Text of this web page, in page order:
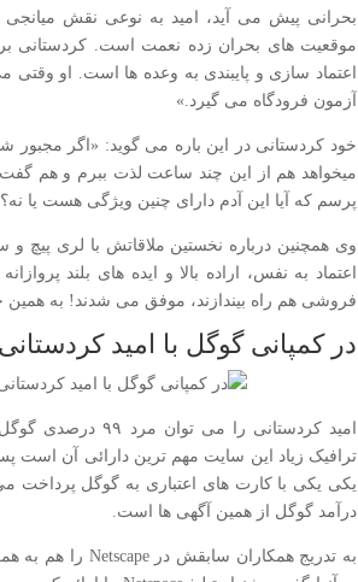
بحرانی پیش می آید، امید به نوعی نقش میانجی
موقعیت های بحران زده نعمت است. کردستانی
اعتماد سازی و پایبندی به وعده ها است. او
آزمون فرودگاه می گیرد.»
خود کردستانی در این باره می گوید: «اگر
میخواهد هم از این چند ساعت لذت ببرم و هم
پرسم که آیا این آدم دارای چنین ویژگی هست یا
وی همچنین درباره نخستین ملاقاتش با لری
اعتماد به‌ نفس، اراده بالا و ایده‌ های بلند
فروشی هم راه بیندازند، موفق می شدند! به همین
در کمپانی گوگل با امید
امید کردستانی را
ترافیک زیاد این سایت مهم ترین دارائی آن است
درآمد گوگل از همین آگهی ها است.